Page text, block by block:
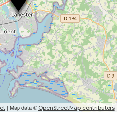
| Map data © OpenStreetMap contributors